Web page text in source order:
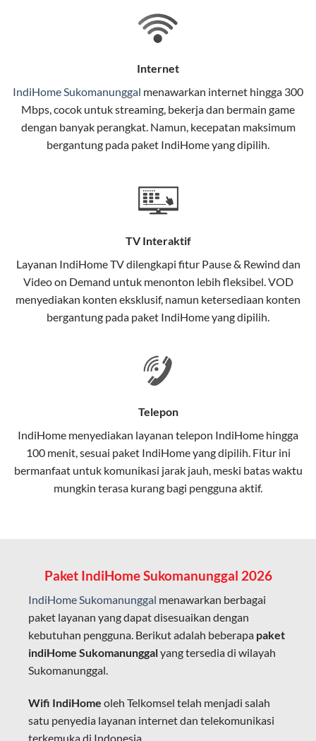
pengguna rumah dan bisnis.
stabil, dan memiliki berbagai pilihan paket IndiHome
Selain internet, layanan IndiHome juga mencakup TV
interaktif (IndiHome TV) dan telepon rumah dalam
satu paket.
Teknologi di Balik WiFi IndiHome
Wifi IndiHome menggunakan teknologi Fiber To The
menggunakan kabel serat optik hingga ke rumah
pelanggan. Teknologi ini memiliki beberapa
keunggulan:
Kecepatan Tinggi
dibandingkan kabel tembaga atau DSL.
elektromagnetik, sehingga koneksi tetap lancar.
Latensi Rendah
Cocok untuk aktivitas yang membutuhkan koneksi
Mampu menangani banyak perangkat sekaligus tanpa
Dengan teknologi ini, IndiHome memberikan pengalaman
internet yang lebih baik bagi pengguna untuk bekerja,
belajar, dan hiburan di rumah.
IndiHome sering disebut sebagai WiFi IndiHome karena
fiber optic dapat dikoneksikan melalui perangkat router
WiFi.
Internet
IndiHome Sukomanunggal menawarkan internet hingga 300
Mbps, cocok untuk streaming, bekerja dan bermain game
dengan banyak perangkat. Namun, kecepatan maksimum
bergantung pada paket IndiHome yang dipilih.
TV Interaktif
Layanan IndiHome TVdilengkapi fitur Pause & Rewind dan
Video on Demand untuk menonton lebih fleksibel. VOD
menyediakan konten eksklusif, namun ketersediaan konten
bergantung pada paket IndiHome yang dipilih.
Telepon
IndiHome menyediakan layanan telepon IndiHome hingga
100 menit, sesuai paket IndiHome yang dipilih. Fitur ini
bermanfaat untuk komunikasi jarak jauh, meski batas waktu
mungkin terasa kurang bagi pengguna aktif.
Paket IndiHome Sukomanunggal 2026
IndiHome Sukomanunggal menawarkan berbagai
paket layanan yang dapat disesuaikan dengan
kebutuhan pengguna. Berikut adalah beberapa paket
indiHome Sukomanunggalyang tersedia di wilayah
Sukomanunggal.
Wifi IndiHome oleh Telkomsel telah menjadi salah
satu penyedia layanan internet dan telekomunikasi
terkemuka di Indonesia.